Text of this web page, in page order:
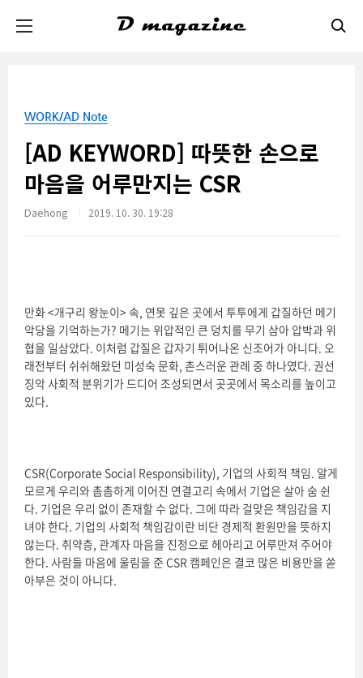
WORK/AD Note
[AD KEYWORD] 따뜻한 손으로
마음을 어루만지는 CSR
Daehong 2019. 10. 30. 19:28
만화 <개구리 왕눈이> 속, 연못 깊은 곳에서 투투에게 갑질하던 메기
악당을 기억하는가? 메기는 위압적인 큰 덩치를 무기 삼아 압박과 위
협을 일삼았다. 이처럼 갑질은 갑자기 튀어나온 신조어가 아니다. 오
래전부터 쉬쉬해왔던 미성숙 문화, 촌스러운 관례 중 하나였다. 권선
징악 사회적 분위기가 드디어 조성되면서 곳곳에서 목소리를 높이고
있다.
CSR(Corporate Social Responsibility), 기업의 사회적 책임. 알게
모르게 우리와 촘촘하게 이어진 연결고리 속에서 기업은 살아 숨 쉰
다. 기업은 우리 없이 존재할 수 없다. 그에 따라 걸맞은 책임감을 지
녀야 한다. 기업의 사회적 책임감이란 비단 경제적 환원만을 뜻하지
않는다. 취약층, 관계자 마음을 진정으로 헤아리고 어루만져 주어야
한다. 사람들 마음에 울림을 준 CSR 캠페인은 결코 많은 비용만을 쏟
아부은 것이 아니다.